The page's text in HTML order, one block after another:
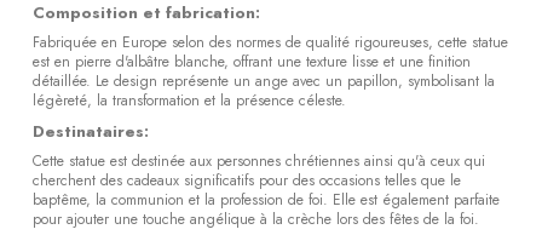
Composition et fabrication:
Fabriquée en Europe selon des normes de qualité rigoureuses, cette statue
est en pierre d'albâtre blanche, offrant une texture lisse et une finition
détaillée. Le design représente un ange avec un papillon, symbolisant la
légèreté, la transformation et la présence céleste.
Destinataires:
Cette statue est destinée aux personnes chrétiennes ainsi qu'à ceux qui
cherchent des cadeaux significatifs pour des occasions telles que le
baptême, la communion et la profession de foi. Elle est également parfaite
pour ajouter une touche angélique à la crèche lors des fêtes de la foi.